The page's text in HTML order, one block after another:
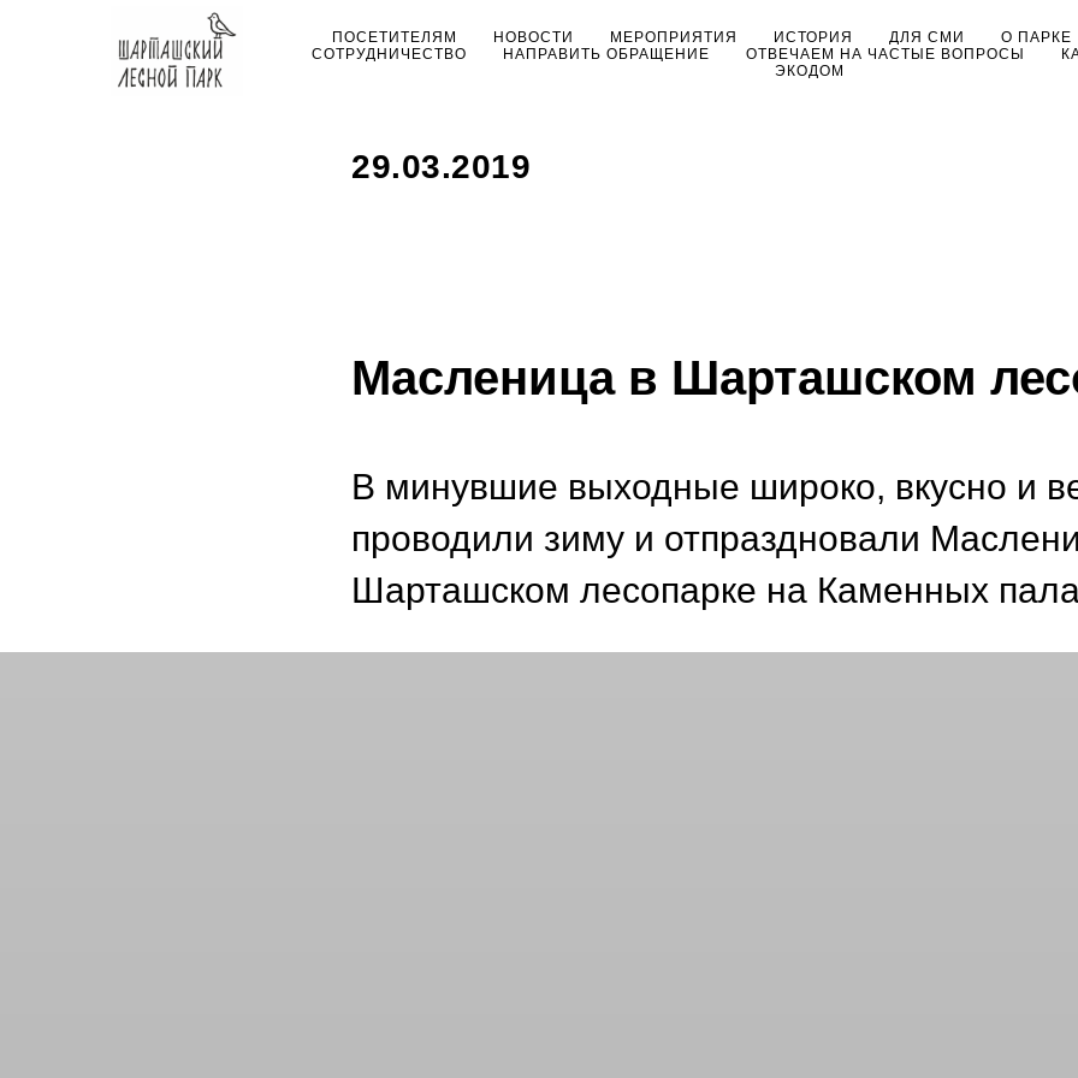
ПОСЕТИТЕЛЯМ НОВОСТИ МЕРОПРИЯТИЯ ИСТОРИЯ ДЛЯ СМИ О ПАРКЕ
СОТРУДНИЧЕСТВО
НАПРАВИТЬ ОБРАЩЕНИЕ ОТВЕЧАЕМ НА ЧАСТЫЕ ВОПРОСЫ
ЭКОДОМ
29.03.2019
Масленица в Шарташском
В минувшие выходные широко, вкусно и
проводили зиму и отпраздновали
Шарташском лесопарке на Каменных